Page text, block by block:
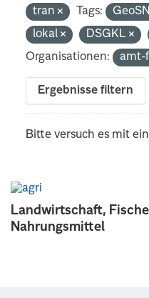
Landwirtschaft,
Nahrungsmittel
tran
Tags:
lokal
DSGKL
Organisationen:
amt-
Ergebnisse filtern
Bitte versuch es mit